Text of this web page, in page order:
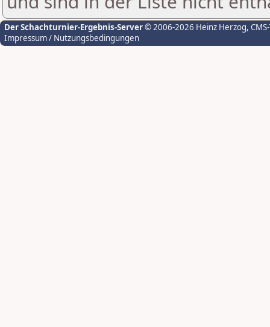
Der Schachturnier-Ergebnis-Server© 2006-2026 Heinz Herzog,
Impressum / Nutzungsbedingungen